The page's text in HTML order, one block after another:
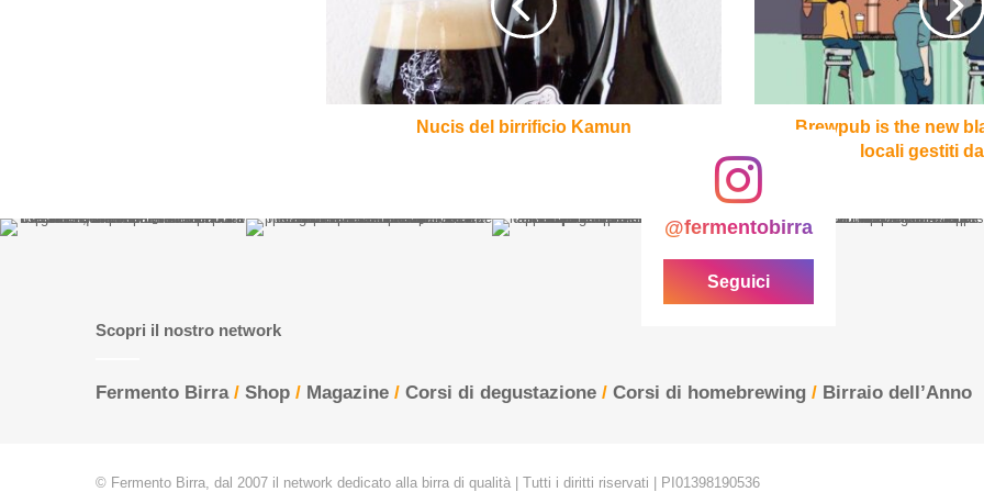
Nucis del birrificio Kamun
è
locali
birrifici
Brewpub is the new
locali gestiti
@fermentobirra
Seguici
Scopri il nostro network
Fermento Birra/ Shop / Magazine / Corsi di degustazione / Corsi di homebrewing / Birraio dell’Anno
© Fermento Birra, dal 2007 il network dedicato alla birra di qualità | Tutti i diritti riservati | PI01398190536